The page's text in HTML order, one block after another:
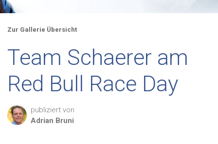
Zur Gallerie Übersicht
Team Schaerer am
Red Bull Race Day
publiziert von
Adrian Bruni